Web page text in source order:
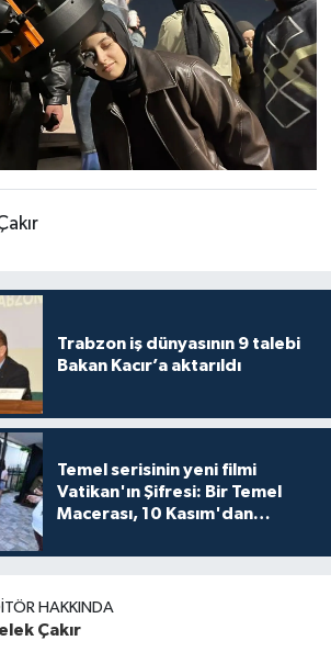
Trabzon iş dünyasının 9 talebi
Bakan Kacır’a aktarıldı
Temel serisinin yeni filmi
Vatikan'ın Şifresi: Bir Temel
Macerası, 10 Kasım'dan
buluşuyo
HAKKINDA
Çakır